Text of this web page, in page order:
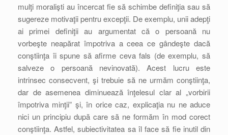
mulţi moralişti au încercat fie să schimbe definiţia sau să
sugereze motivaţii pentru excepţii. De exemplu, unii adepţi
ai primei definiţii au argumentat că o persoană nu
vorbeşte neapărat împotriva a ceea ce gândeşte dacă
conştiinţa îi spune să afirme ceva fals (de exemplu, să
salveze o persoană nevinovată). Acest lucru este
intrinsec consecvent, şi trebuie să ne urmăm conştiinţa,
dar de asemenea diminuează înţelesul clar al „vorbirii
împotriva minţii” şi, în orice caz, explicaţia nu ne aduce
nici un principiu după care să ne formăm în mod corect
conştiinţa. Astfel, subiectivitatea sa îl face să fie inutil din